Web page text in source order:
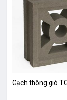
Gạch thông gió